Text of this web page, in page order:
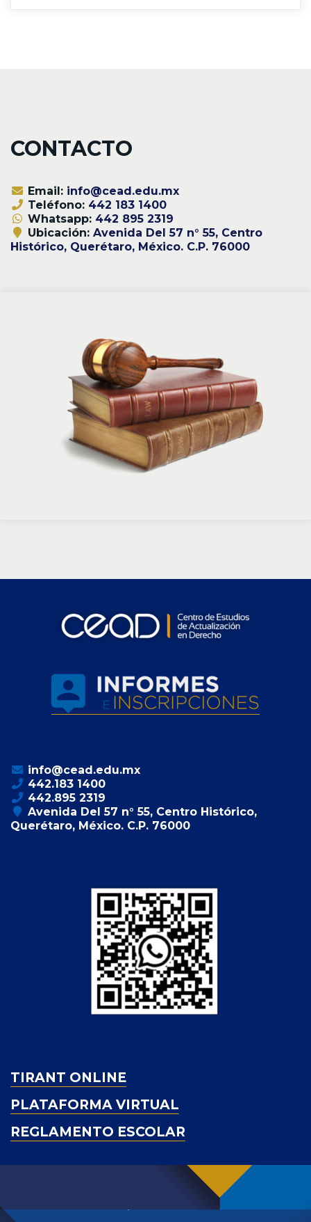
CONTACTO
Email: info@cead.edu.mx
Teléfono: 442 183 1400
Whatsapp: 442 895 2319
Ubicación: Avenida Del 57 n° 55, Centro
Histórico, Querétaro, México. C.P. 76000
info@cead.edu.mx
442.183 1400
442.895 2319
Avenida Del 57 n° 55, Centro Histórico,
Querétaro, México. C.P. 76000
TIRANT ONLINE
PLATAFORMA VIRTUAL
REGLAMENTO ESCOLAR